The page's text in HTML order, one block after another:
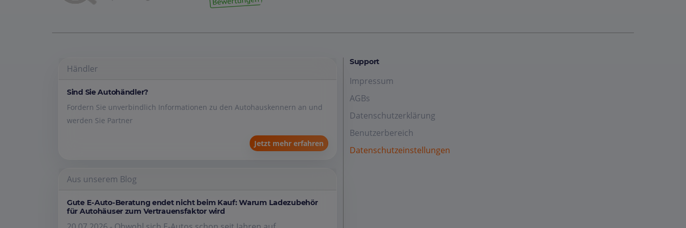
Händler
Sind Sie Autohändler?
Fordern Sie unverbindlich Informationen zu den Autohauskennern an und
werden Sie Partner
Jetzt mehr erfahren
Aus unserem Blog
Gute E-Auto-Beratung endet nicht beim Kauf: Warum Ladezubehör
für Autohäuser zum Vertrauensfaktor wird
Support
Impressum
AGBs
Datenschutzerklärung
Benutzerbereich
Datenschutzeinstellungen